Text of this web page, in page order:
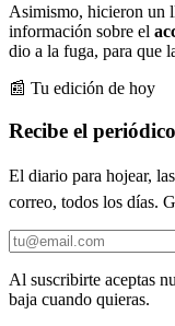
Asimismo, hicieron un
información sobre el
dio a la fuga, para que
📰 Tu edición de hoy
Recibe el
El diario para hojear,
correo, todos los días.
Al suscribirte aceptas
baja cuando quieras.